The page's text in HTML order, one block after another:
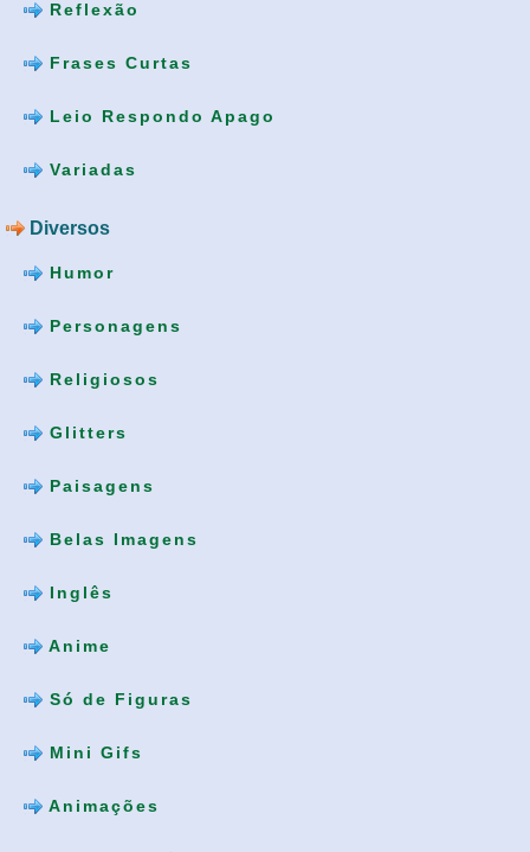
Reflexão
Frases Curtas
Leio Respondo Apago
Variadas
Diversos
Humor
Personagens
Religiosos
Glitters
Paisagens
Belas Imagens
Inglês
Anime
Só de Figuras
Mini Gifs
Animações